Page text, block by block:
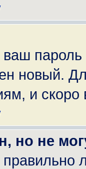
ваш
новый.
и
но не